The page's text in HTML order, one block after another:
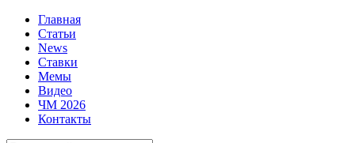
Главная
Статьи
News
Ставки
Мемы
Видео
ЧМ 2026
Контакты